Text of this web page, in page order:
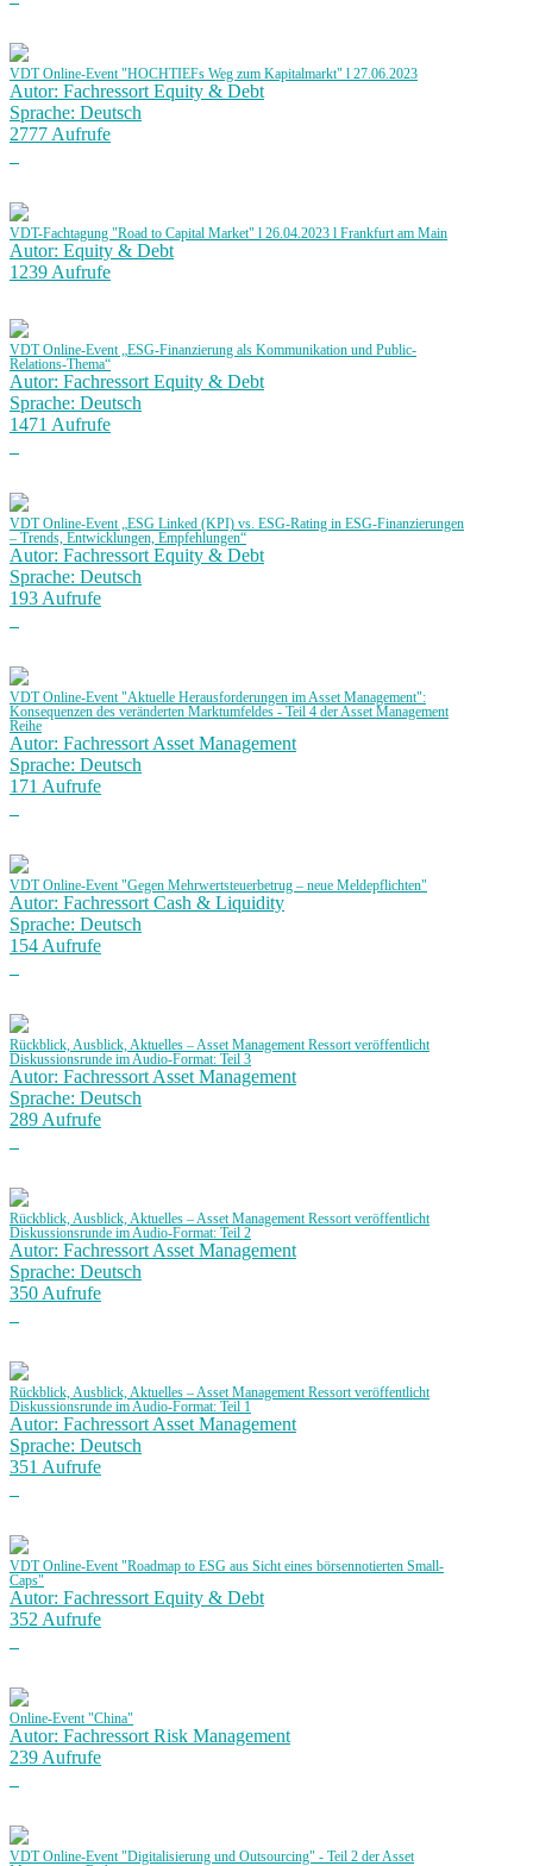
VDT Online-Event "HOCHTIEFs Weg zum Kapitalmarkt" l 27.06.2023
Autor: Fachressort Equity & Debt
Sprache: Deutsch
2777 Aufrufe
VDT-Fachtagung "Road to Capital Market" l 26.04.2023 l Frankfurt am Main
Autor: Equity & Debt
1239 Aufrufe
VDT Online-Event „ESG-Finanzierung als Kommunikation und Public-
Relations-Thema“
Autor: Fachressort Equity & Debt
Sprache: Deutsch
1471 Aufrufe
VDT Online-Event „ESG Linked (KPI) vs. ESG-Rating in ESG-Finanzierungen
– Trends, Entwicklungen, Empfehlungen“
Autor: Fachressort Equity & Debt
Sprache: Deutsch
193 Aufrufe
VDT Online-Event "Aktuelle Herausforderungen im Asset Management":
Konsequenzen des veränderten Marktumfeldes - Teil 4 der Asset Management
Reihe
Autor: Fachressort Asset Management
Sprache: Deutsch
171 Aufrufe
VDT Online-Event "Gegen Mehrwertsteuerbetrug – neue Meldepflichten"
Autor: Fachressort Cash & Liquidity
Sprache: Deutsch
154 Aufrufe
Rückblick, Ausblick, Aktuelles – Asset Management Ressort veröffentlicht
Diskussionsrunde im Audio-Format: Teil 3
Autor: Fachressort Asset Management
Sprache: Deutsch
289 Aufrufe
Rückblick, Ausblick, Aktuelles – Asset Management Ressort veröffentlicht
Diskussionsrunde im Audio-Format: Teil 2
Autor: Fachressort Asset Management
Sprache: Deutsch
350 Aufrufe
Rückblick, Ausblick, Aktuelles – Asset Management Ressort veröffentlicht
Diskussionsrunde im Audio-Format: Teil 1
Autor: Fachressort Asset Management
Sprache: Deutsch
351 Aufrufe
VDT Online-Event "Roadmap to ESG aus Sicht eines börsennotierten Small-
Caps"
Autor: Fachressort Equity & Debt
352 Aufrufe
Online-Event "China"
Autor: Fachressort Risk Management
239 Aufrufe
VDT Online-Event "Digitalisierung und Outsourcing" - Teil 2 der Asset